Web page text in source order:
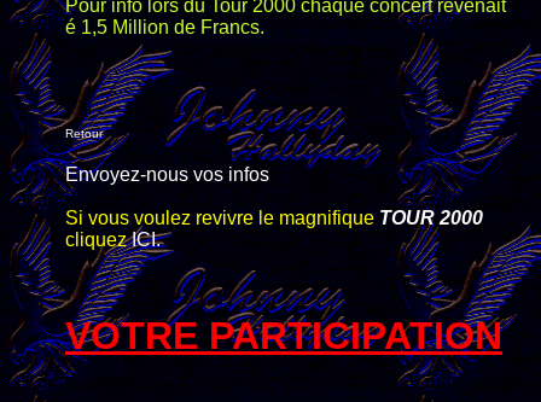
Pour info lors du Tour 2000 chaque concert revenait
é 1,5 Million de Francs.
Retour
Envoyez-nous vos infos
Si vous voulez revivre le magnifiqueTOUR 2000
cliquezICI.
VOTRE PARTICIPATION